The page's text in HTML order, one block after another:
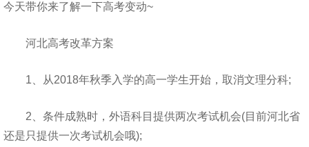
今天带你来了解一下高考变动~
河北高考改革方案
1、从2018年秋季入学的高一学生开始，取消文理分科;
2、条件成熟时，外语科目提供两次考试机会(目前河北省
还是只提供一次考试机会哦);